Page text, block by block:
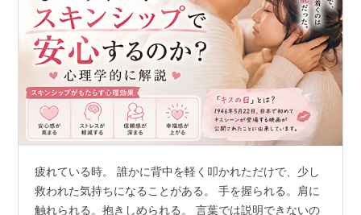
疲れている時。 誰かに背中を軽く叩かれただけで、少し
救われた気持ちになることがある。 手を握られる。肩に
触れられる。抱きしめられる。 言葉では説明できないの